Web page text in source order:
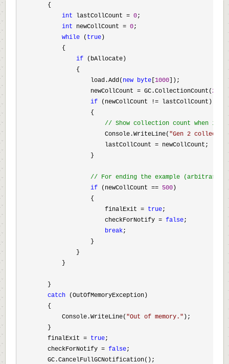
        {
int lastCollCount = 0;
int newCollCount = 0;
while ( true)
            {
if (bAllocate)
                {
                    load.Add(
new byte [1000]);
                    newCollCount
= GC.CollectionCount(2
if (newCollCount != lastCollCount)
                    {
// Show collection count when it
                        Console.WriteLine(
"Gen 2
                        lastCollCount
= newCollCount;
                    }
// For ending the example (arbitrary).
if (newCollCount == 500)
                    {
                        finalExit
= true;
                        checkForNotify
= false;
break;
                    }
                }
            }
        }
catch (OutOfMemoryException)
        {
            Console.WriteLine(
"Out of memory. " );
        }
        finalExit
= true;
        checkForNotify
= false;
        GC.CancelFullGCNotification();